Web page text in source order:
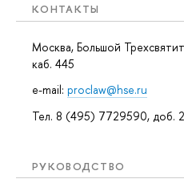
КОНТАКТЫ
Москва, Большой
каб. 445
e-mail: proclaw@hse.ru
Тел. 8 (495) 7729590, доб.
РУКОВОДСТВО